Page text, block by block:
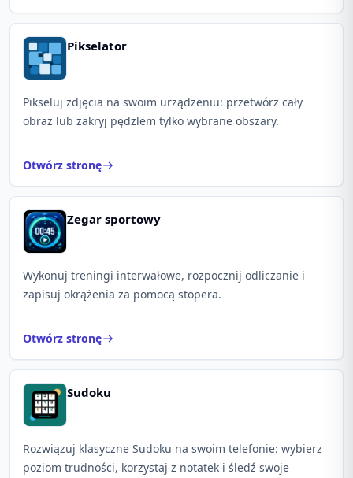
Pikselator
Pikseluj zdjęcia na swoim urządzeniu: przetwórz cały
obraz lub zakryj pędzlem tylko wybrane obszary.
Otwórz stronę
Zegar sportowy
Wykonuj treningi interwałowe, rozpocznij odliczanie i
zapisuj okrążenia za pomocą stopera.
Otwórz stronę
Sudoku
Rozwiązuj klasyczne Sudoku na swoim telefonie: wybierz
poziom trudności, korzystaj z notatek i śledź swoje